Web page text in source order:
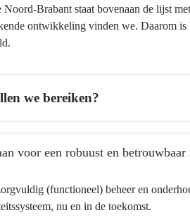
Brabant staat bovenaan de lijst
ontwikkeling vinden we. Daarom
we bereiken?
voor een robuust en
(functioneel) beheer en
nu en in de toekomst.